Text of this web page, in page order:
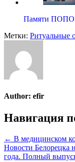
Памяти
Метки: Ритуальные
Author: efir
Навигация
← В медицинском
Новости Белорецка
года. Полный